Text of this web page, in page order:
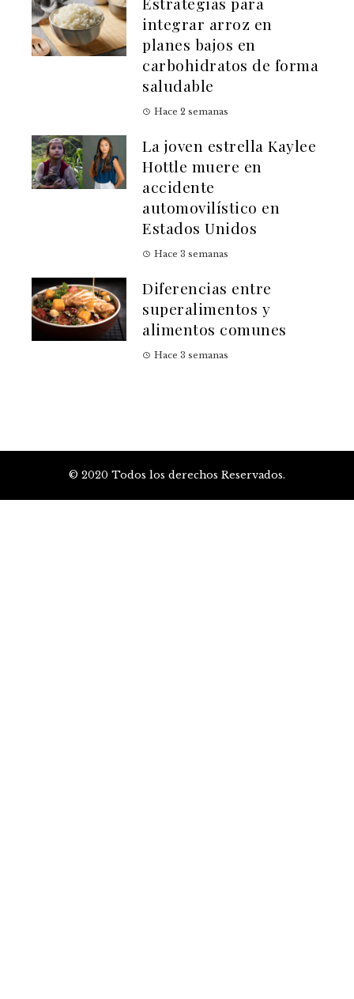
integrar arroz en
planes bajos en
carbohidratos de forma
saludable
Hace 2 semanas
La joven estrella Kaylee
Hottle muere en
accidente
automovilístico en
Estados Unidos
Hace 3 semanas
Diferencias entre
superalimentos y
alimentos comunes
Hace 3 semanas
© 2020 Todos los derechos Reservados.